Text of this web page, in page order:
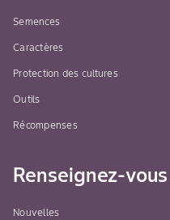
Semences
Caractères
Protection des cultures
Outils
Récompenses
Renseignez-vous
Nouvelles